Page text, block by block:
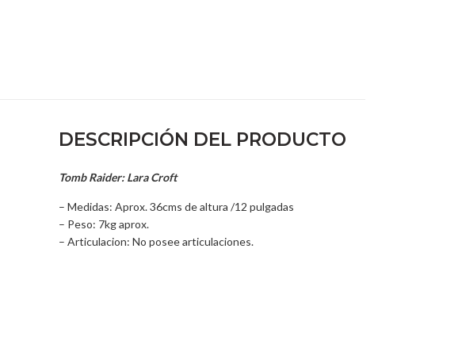
DESCRIPCIÓN DEL PRODUCTO
Tomb Raider: Lara Croft
– Medidas: Aprox. 36cms de altura /12 pulgadas
– Peso: 7kg aprox.
– Articulacion: No posee articulaciones.